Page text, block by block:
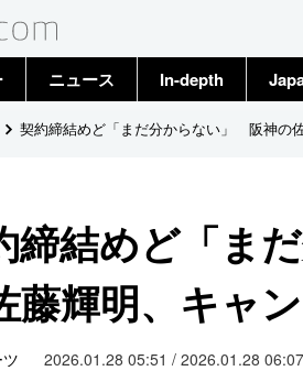
ニュース
トップ
In-depth
契約締結めど「まだ分からない」 阪神の
締結めど「ま
藤輝明、キャ
2026.01.28 05:51 / 2026.01.28 06:07